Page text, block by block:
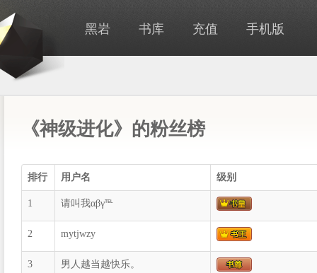
黑岩 书库 充值 手机版
《神级进化》的粉丝榜
排行 用户名 级别
1 请叫我αβγ℡
2 mytjwzy
3 男人越当越快乐。